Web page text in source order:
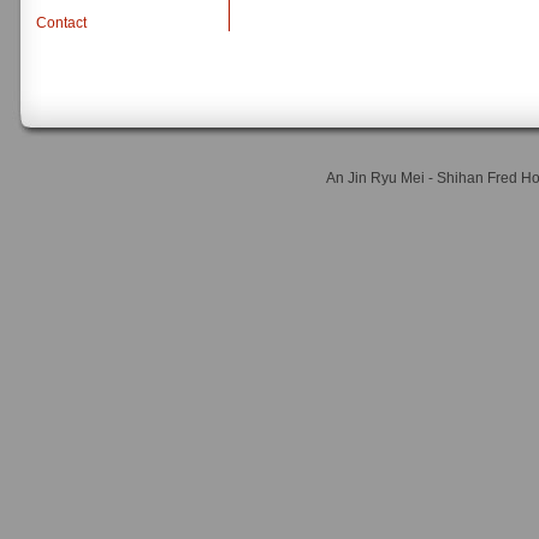
Contact
An Jin Ryu Mei - Shihan Fred